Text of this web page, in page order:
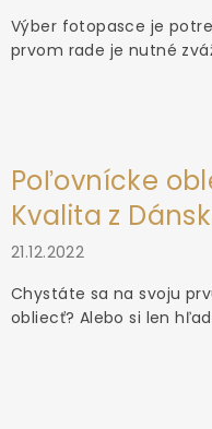
Výber fotopasce je
prvom rade je nutné
Poľovnícke
Kvalita z
21.12.2022
Chystáte sa na svoju
obliecť? Alebo si len